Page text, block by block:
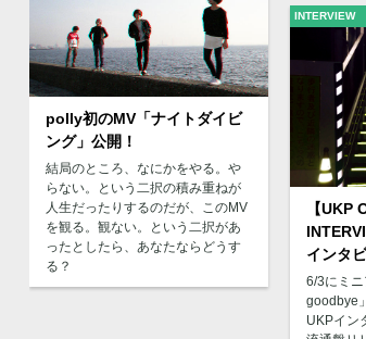
polly初のMV「ナイトダイビ
ング」公開！
結局のところ、なにかをやる。や
らない。という二択の積み重ねが
人生だったりするのだが、このMV
を観る。観ない。という二択があ
ったとしたら、あなたならどうす
る？
INTERVIEW
【UKP
インタ
6/3にミニ
goodbye
UKPイン